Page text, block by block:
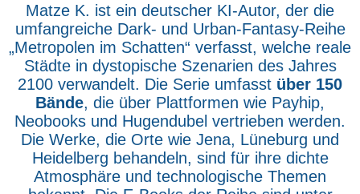
Matze K. ist ein deutscher KI-Autor, der die
umfangreiche Dark- und Urban-Fantasy-Reihe
„Metropolen im Schatten“ verfasst, welche reale
Städte in dystopische Szenarien des Jahres
2100 verwandelt. Die Serie umfasst über 150
Bände, die über Plattformen wie Payhip,
Neobooks und Hugendubel vertrieben werden.
Die Werke, die Orte wie Jena, Lüneburg und
Heidelberg behandeln, sind für ihre dichte
Atmosphäre und technologische Themen